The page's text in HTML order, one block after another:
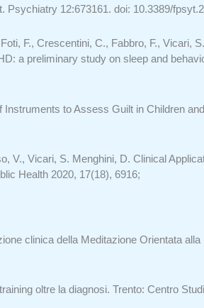
Psychiatry 12:673161. doi: 10.3389/
F., Crescentini, C., Fabbro, F., Vicari,
a preliminary study on sleep and
to Assess Guilt in Children
V., Vicari, S. Menghini, D. Clinical
Health 2020, 17(18), 6916;
clinica della Meditazione Orientata
oltre la diagnosi. Trento: Centro